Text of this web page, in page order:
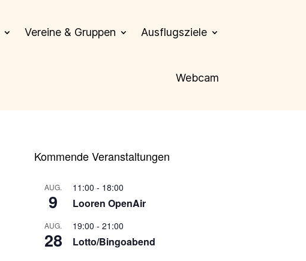
Vereine & Gruppen Ausflugsziele
Webcam
Kommende Veranstaltungen
AUG.
9
11:00 - 18:00
Looren OpenAir
AUG.
28
19:00 - 21:00
Lotto/Bingoabend